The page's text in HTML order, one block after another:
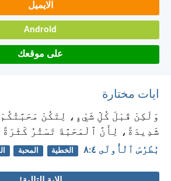
الايميل
Android
على موقعك
ايات مختارة
وَلَكِنْ قَبْلَ كُلِّ شَيْءٍ، لِتَكُنْ
شَدِيدَةً، لِأَنَّ ٱلْمَحَبَّةَ تَسْتُرُ
بُطْرُسَ ٱلْأُولَى ٤:‏٨ الخطية المحبة